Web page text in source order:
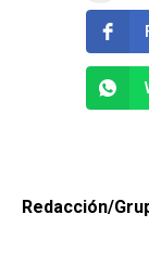
Redacción/